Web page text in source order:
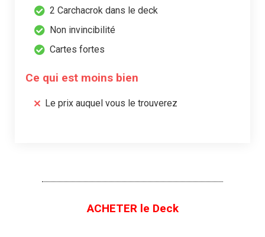
2 Carchacrok dans le deck
Non invincibilité
Cartes fortes
Ce qui est moins bien
Le prix auquel vous le trouverez
ACHETER le Deck